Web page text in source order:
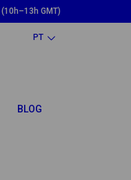
GMT)
PT
BLOG